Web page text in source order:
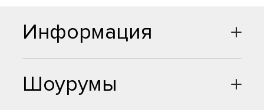
Шоурумы
Информация